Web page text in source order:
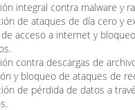
integral contra malware y
de ataques de día cero y
acceso a internet y
contra descargas de
y bloqueo de ataques de
de pérdida de datos a